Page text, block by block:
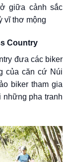
giữa cảnh sắc
vĩ thơ mộng
Country
đưa các biker
của căn cứ Núi
biker tham gia
những pha tranh